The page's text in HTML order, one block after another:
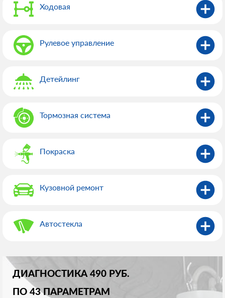
Ходовая
Рулевое управление
Детейлинг
Тормозная система
Покраска
Кузовной ремонт
Автостекла
ДИАГНОСТИКА 490 РУБ.
ПО 43 ПАРАМЕТРАМ